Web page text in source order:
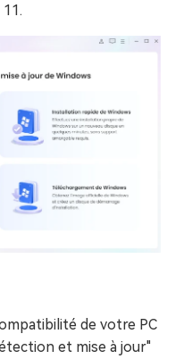
de votre PC
et mise à jour"